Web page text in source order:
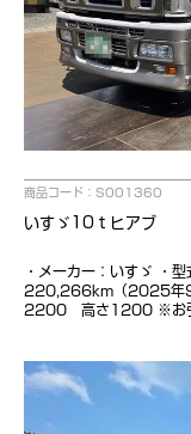
商品コード：S001360
いすゞ10ｔヒアブ
・メーカー：いすゞ ・
220,266km（2025年
2200 高さ1200 ※お引